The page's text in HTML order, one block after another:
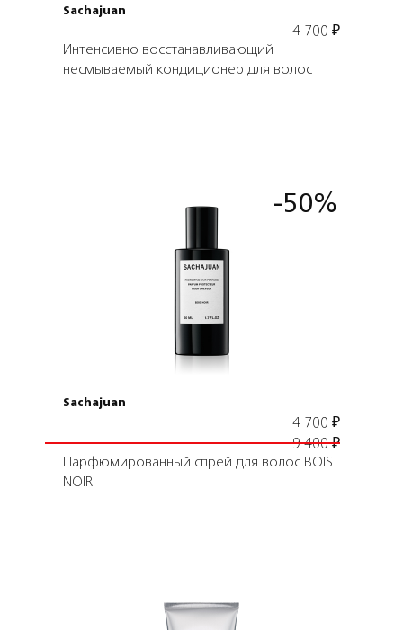
Sachajuan
4 700 ₽
Интенсивно восстанавливающий
несмываемый кондиционер для волос
-50%
Подробнее
Sachajuan
4 700 ₽
9 400₽
Парфюмированный спрей для волос BOIS
NOIR